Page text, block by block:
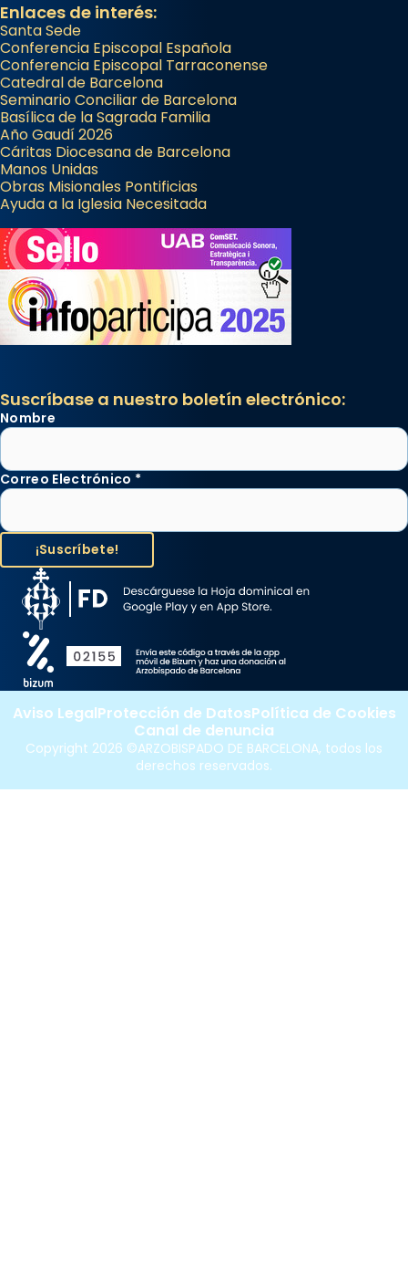
Enlaces de interés:
Santa Sede
Conferencia Episcopal Española
Conferencia Episcopal Tarraconense
Catedral de Barcelona
Seminario Conciliar de Barcelona
Basílica de la Sagrada Familia
Año Gaudí 2026
Cáritas Diocesana de Barcelona
Manos Unidas
Obras Misionales Pontificias
Ayuda a la Iglesia Necesitada
Suscríbase a nuestro boletín electrónico:
Nombre
Correo Electrónico *
Copyright 2026 ©ARZOBISPADO DE BARCELONA, todos los
derechos reservados.
Aviso LegalProtección de DatosPolítica de Cookies
Canal de denuncia